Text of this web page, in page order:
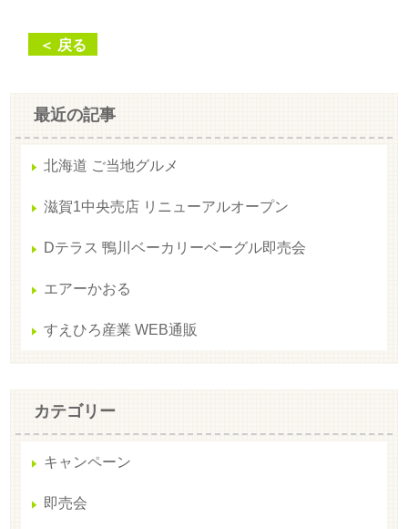
＜ 戻る
最近の記事
北海道 ご当地グルメ
滋賀1中央売店 リニューアルオープン
Dテラス 鴨川ベーカリーベーグル即売会
エアーかおる
すえひろ産業 WEB通販
カテゴリー
キャンペーン
即売会